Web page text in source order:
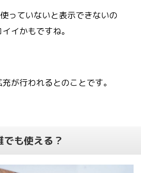
っていないと表示できないの
イかもですね。
が行われるとのことです。
も使える？